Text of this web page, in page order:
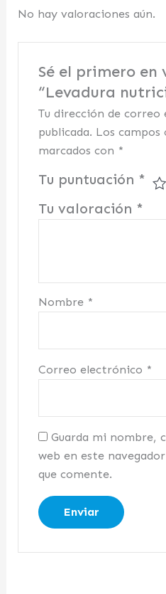
No hay valoraciones aún.
Sé el primero en
“Levadura
Tu dirección de
publicada. Los
marcados con *
Tu puntuación *
Tu valoración *
Nombre *
Correo electrónico *
Guarda mi nombre,
web en este
que comente.